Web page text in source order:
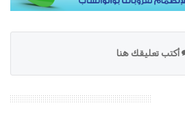
أكتب تعليقك هنا